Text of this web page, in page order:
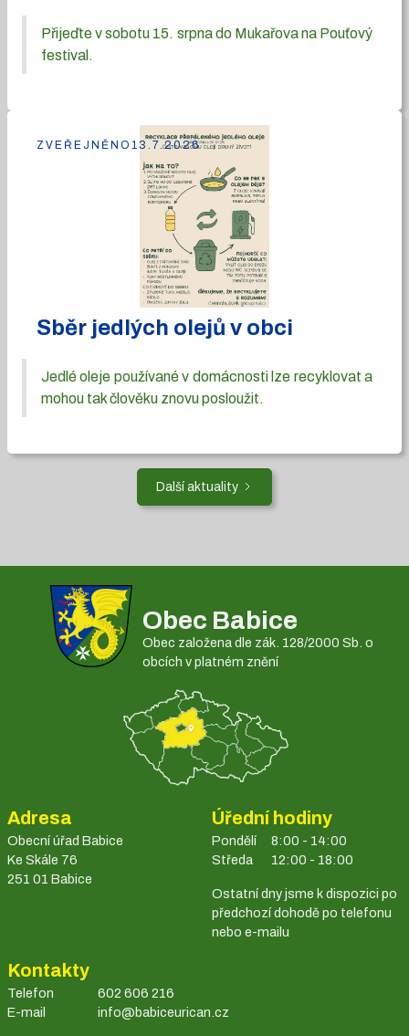
Přijeďte v sobotu 15. srpna do Mukařova na Pouťový
festival.
Sběr jedlých olejů v obci
Jedlé oleje používané v domácnosti lze recyklovat a
mohou tak člověku znovu posloužit.
ZVEŘEJNĚNO 13.7.2026
Další aktuality
Obec Babice
Obec založena dle zák. 128/2000 Sb. o
obcích v platném znění
Adresa
Obecní úřad Babice
Ke Skále 76
251 01 Babice
Úřední hodiny
Pondělí
Středa
8:00 - 14:00
12:00 - 18:00
Ostatní dny jsme k dispozici po
předchozí dohodě po telefonu
nebo e-mailu
Kontakty
Telefon
E-mail
602 606 216
info@babiceurican.cz